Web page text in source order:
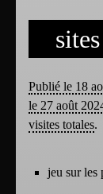
sites
Publié le 18
le 27 août
visites totales.
jeu sur les